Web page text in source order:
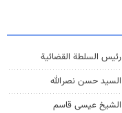
رئیس السلطة القضائیة
السيد حسن نصرالله
الشيخ عيسى قاسم